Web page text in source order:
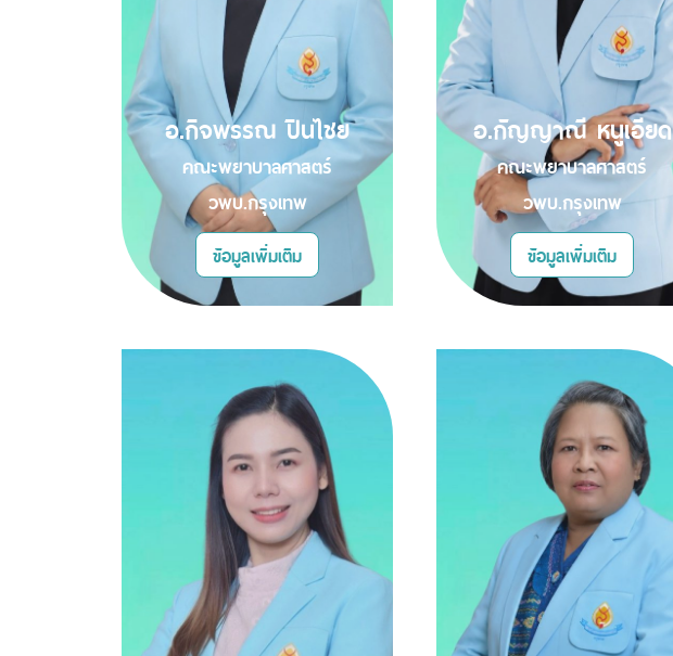
อ.กิจพรรณ ปินไชย
คณะพยาบาลศาสตร์
วพบ.กรุงเทพ
ข้อมูลเพิ่มเติม
อ.กัญญาณี หนูเอียด
คณะพยาบาลศาสตร์
วพบ.กรุงเทพ
ข้อมูลเพิ่มเติม